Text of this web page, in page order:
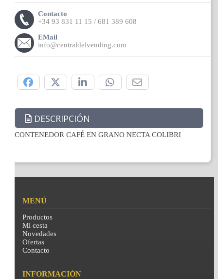
Contacto
+34 93 831 11 15 / 681 389 608
EMail
info@centraldelvending.com
DESCRIPCIÓN
CONTENEDOR CAFÉ EN GRANO NECTA COLIBRI
MENÚ
Productos
Mi cesta
Novedades
Ofertas
Contacto
INFORMACIÓN